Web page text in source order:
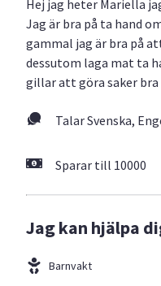
Hej jag heter Mariella
Jag är bra på ta hand
gammal jag är bra på
dessutom laga mat ta
gillar att göra saker
Talar Svenska,
Sparar till 10000
Jag kan hjälpa
Barnvakt